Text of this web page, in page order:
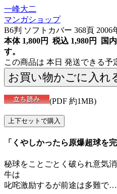
一峰大二
マンガショップ
B6判 ソフトカバー 368頁 2006
本体 1,800円 税込 1,980円
国
す。
この商品は 本日 発送できる予
(PDF 約1MB)
「くやしかったら原爆超球を
秘球をことごとく破られ意気
牛は
叱咤激励するが前途は多難で…